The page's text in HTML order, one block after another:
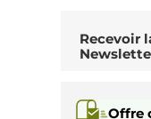
Recevoir
Offre